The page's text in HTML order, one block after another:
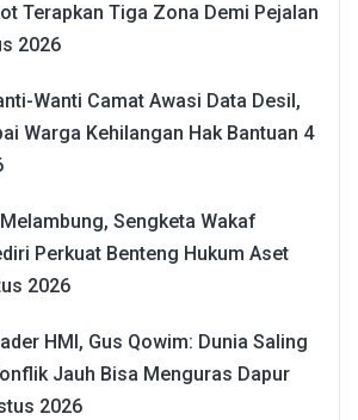
Terapkan Tiga Zona Demi Pejalan
2026
Wanti Camat Awasi Data Desil,
Warga Kehilangan Hak Bantuan 4
Sengketa Wakaf
Perkuat Benteng Hukum Aset
2026
HMI, Gus Qowim: Dunia Saling
Jauh Bisa Menguras Dapur
2026